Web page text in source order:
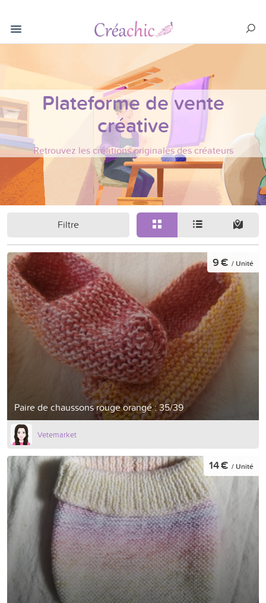
Plateforme de vente
créative
Retrouvez les créations originales des créateurs
Filtre
Paire de chaussons rouge orangé : 35/39
9 € / Unité
Vetemarket
14 € / Unité